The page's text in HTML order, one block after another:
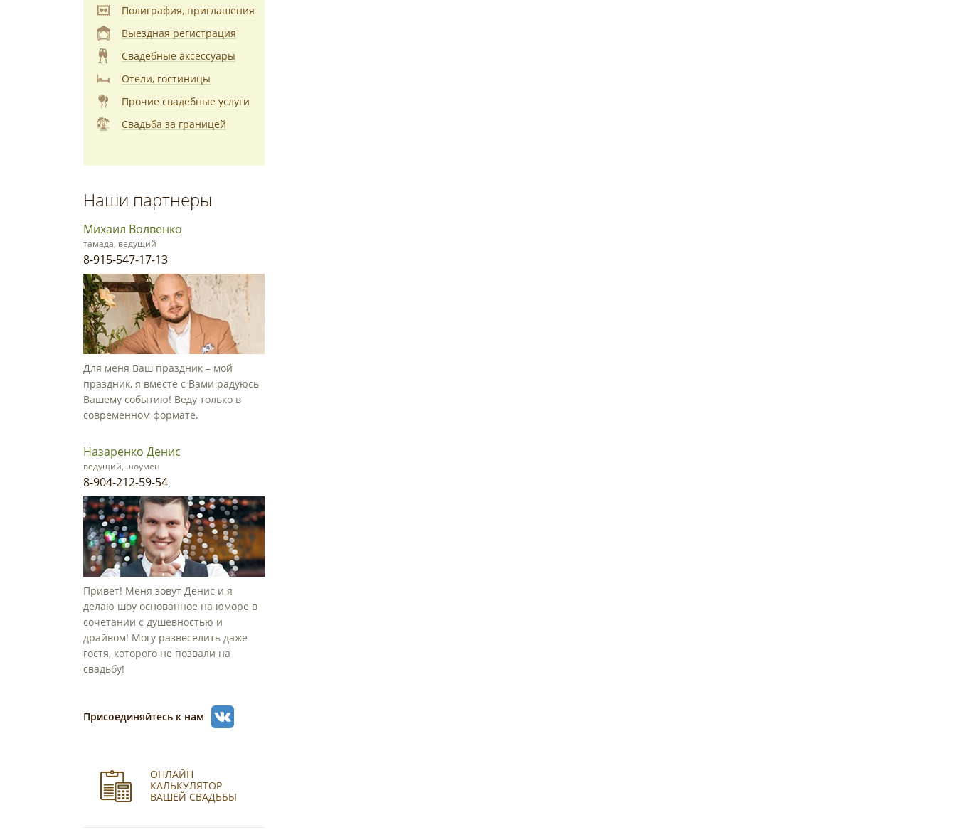
Полиграфия, приглашения
Выездная регистрация
Свадебные аксессуары
Отели, гостиницы
Прочие свадебные услуги
Свадьба за границей
Наши партнеры
Михаил Волвенко
тамада, ведущий
8-915-547-17-13
Для меня Ваш праздник – мой
праздник, я вместе с Вами радуюсь
Вашему событию! Веду только в
современном формате.
Назаренко Денис
ведущий, шоумен
8-904-212-59-54
Привет! Меня зовут Денис и я
делаю шоу основанное на юморе в
сочетании с душевностью и
драйвом! Могу развеселить даже
гостя, которого не позвали на
свадьбу!
Присоединяйтесь к нам
ОНЛАЙН
КАЛЬКУЛЯТОР
ВАШЕЙ СВАДЬБЫ